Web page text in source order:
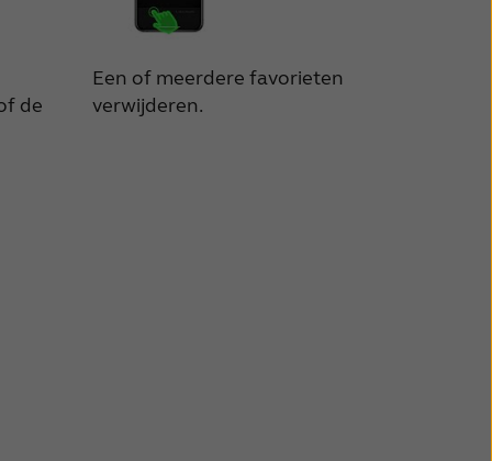
de
Een of meerdere favorieten
verwijderen.